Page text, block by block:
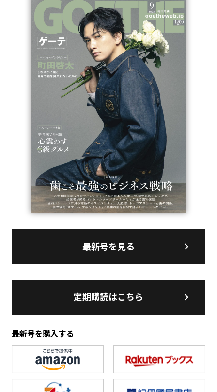
最新号を見る
定期購読はこちら
最新号を購入する